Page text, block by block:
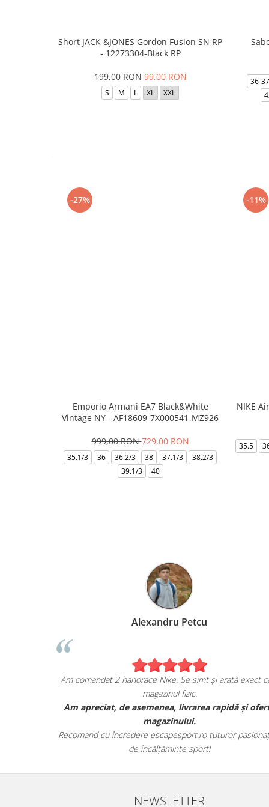
Short JACK &JONES Gordon Fusion SN RP
- 12273304-Black RP
199,00 RON99,00 RON
S M L XL XXL
36-37
-27%
Emporio Armani EA7 Black&White
Vintage NY - AF18609-7X000541-MZ926
999,00 RON729,00 RON
35.1/3 36 36.2/3 38 37.1/3
38.2/3
39.1/3
40
-11%
NIKE
35.5
Alexandru Petcu
Am comandat 2 hanorace Nike. Se simt și arată exact
magazinul fizic.
Am apreciat, de asemenea, livrarea rapidă și
magazinului.
Recomand cu încredere escapesport.ro tuturor
de încălțăminte sport!
NEWSLETTER